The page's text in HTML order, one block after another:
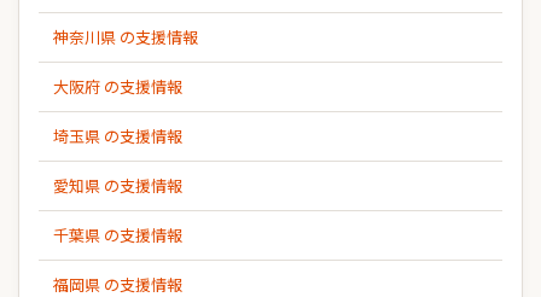
神奈川県 の支援情報
大阪府 の支援情報
埼玉県 の支援情報
愛知県 の支援情報
千葉県 の支援情報
福岡県 の支援情報